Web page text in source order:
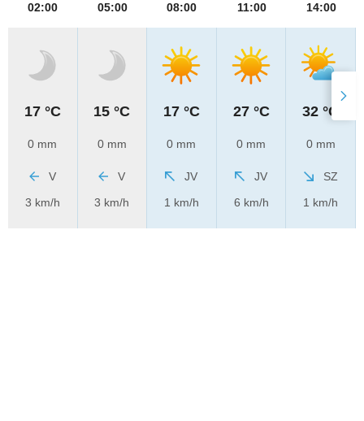
02:00
17 °C
0 mm
V
3 km/h
05:00
15 °C
0 mm
V
3 km/h
08:00
17 °C
0 mm
JV
1 km/h
11:00
27 °C
0 mm
JV
6 km/h
14:00
32 °C
0 mm
SZ
1 km/h